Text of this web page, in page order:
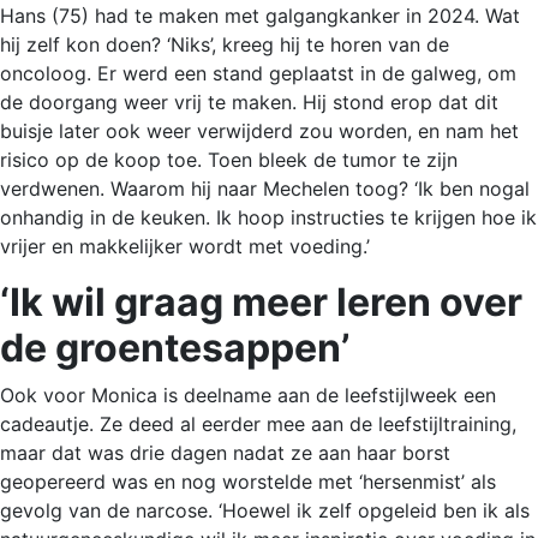
Hans (75) had te maken met galgangkanker in 2024. Wat
hij zelf kon doen? ‘Niks’, kreeg hij te horen van de
oncoloog. Er werd een stand geplaatst in de galweg, om
de doorgang weer vrij te maken. Hij stond erop dat dit
buisje later ook weer verwijderd zou worden, en nam het
risico op de koop toe. Toen bleek de tumor te zijn
verdwenen. Waarom hij naar Mechelen toog? ‘Ik ben nogal
onhandig in de keuken. Ik hoop instructies te krijgen hoe ik
vrijer en makkelijker wordt met voeding.’
‘Ik wil graag meer leren over
de groentesappen’
Ook voor Monica is deelname aan de leefstijlweek een
cadeautje. Ze deed al eerder mee aan de leefstijltraining,
maar dat was drie dagen nadat ze aan haar borst
geopereerd was en nog worstelde met ‘hersenmist’ als
gevolg van de narcose. ‘Hoewel ik zelf opgeleid ben ik als